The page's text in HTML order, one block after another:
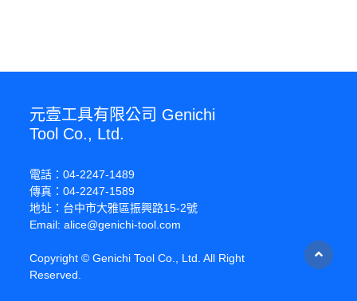
元壹工具有限公司 Genichi
Tool Co., Ltd.
電話：04-2247-1489
傳真：04-2247-1589
地址：台中市大雅區振興路15-2號
Email: alice@genichi-tool.com
Copyright © Genichi Tool Co., Ltd. All Right
Reserved.